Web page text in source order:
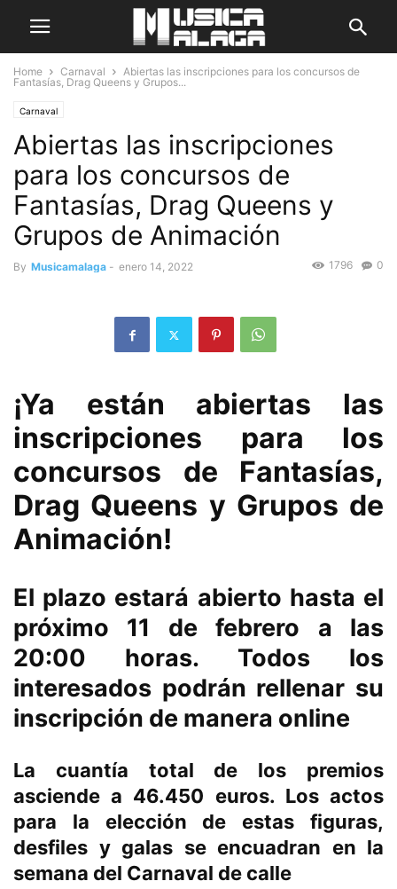
Home Carnaval
Abiertas las inscripciones para los concursos de
Fantasías, Drag Queens y Grupos...
Carnaval
Abiertas las inscripciones
para los concursos de
Fantasías, Drag Queens y
Grupos de Animación
By Musicamalaga - enero 14, 2022 0
1796
¡Ya están abiertas las
inscripciones para los
concursos de Fantasías,
Drag Queens y Grupos de
Animación!
El plazo estará abierto hasta el
próximo 11 de febrero a las
20:00 horas. Todos los
interesados podrán rellenar su
inscripción de manera online
La cuantía total de los premios
asciende a 46.450 euros. Los actos
para la elección de estas figuras,
desfiles y galas se encuadran en la
semana del Carnaval de calle